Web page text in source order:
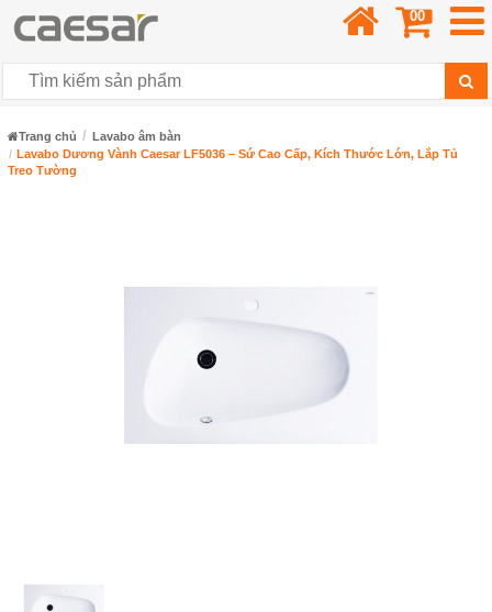
00
Trang chủ
Lavabo âm bàn
Lavabo Dương Vành Caesar LF5036 – Sứ Cao Cấp, Kích Thước Lớn, Lắp Tủ
Treo Tường